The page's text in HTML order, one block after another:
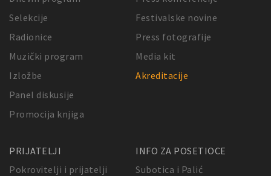
Selekcije
Radionice
Muzički program
Izložbe
Panel diskusije
Promocija knjiga
Festivalske novine
Press fotografije
Media kit
Akreditacije
PRIJATELJI
Pokrovitelji i prijatelji
INFO ZA POSETIOCE
Subotica i Palić